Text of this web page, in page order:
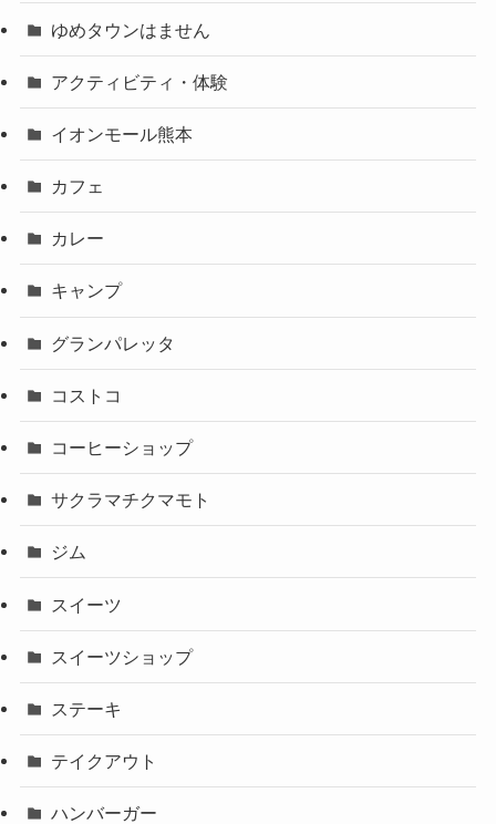
ゆめタウンはません
アクティビティ・体験
イオンモール熊本
カフェ
カレー
キャンプ
グランパレッタ
コストコ
コーヒーショップ
サクラマチクマモト
ジム
スイーツ
スイーツショップ
ステーキ
テイクアウト
ハンバーガー